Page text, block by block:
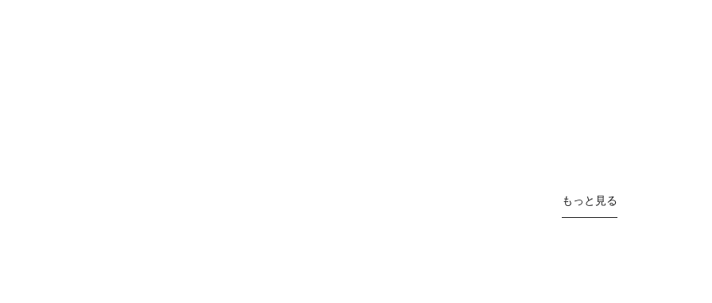
もっと見る